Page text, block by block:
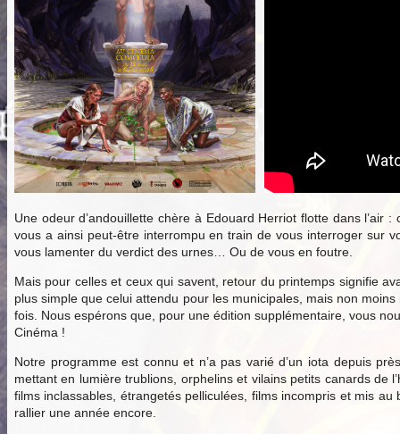
Une odeur d’andouillette chère à Edouard Herriot flotte dans
vous a ainsi peut-être interrompu en train de vous interroger sur
vous lamenter du verdict des urnes… Ou de vous en foutre.
Mais pour celles et ceux qui savent, retour du printemps signifie
plus simple que celui attendu pour les municipales, mais non
fois. Nous espérons que, pour une édition supplémentaire, vous
Cinéma !
Notre programme est connu et n’a pas varié d’un iota depuis
mettant en lumière trublions, orphelins et vilains petits canards de
films inclassables, étrangetés pelliculées, films incompris et mis
rallier une année encore.